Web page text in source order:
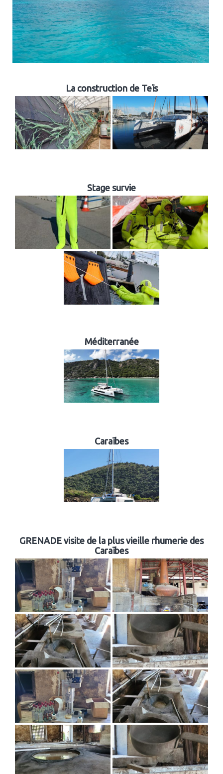
La construction de Teïs
Stage survie
Méditerranée
Caraïbes
GRENADE visite de la plus vieille rhumerie des
Caraïbes